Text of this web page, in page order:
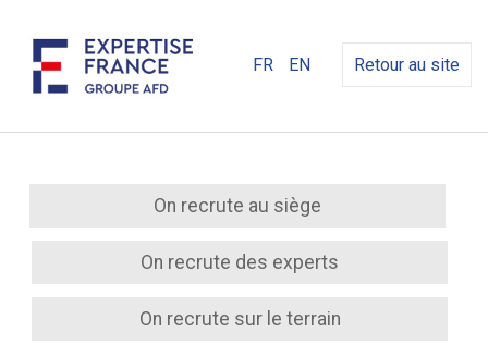
FR EN Retour au site
On recrute au siège
On recrute des experts
On recrute sur le terrain